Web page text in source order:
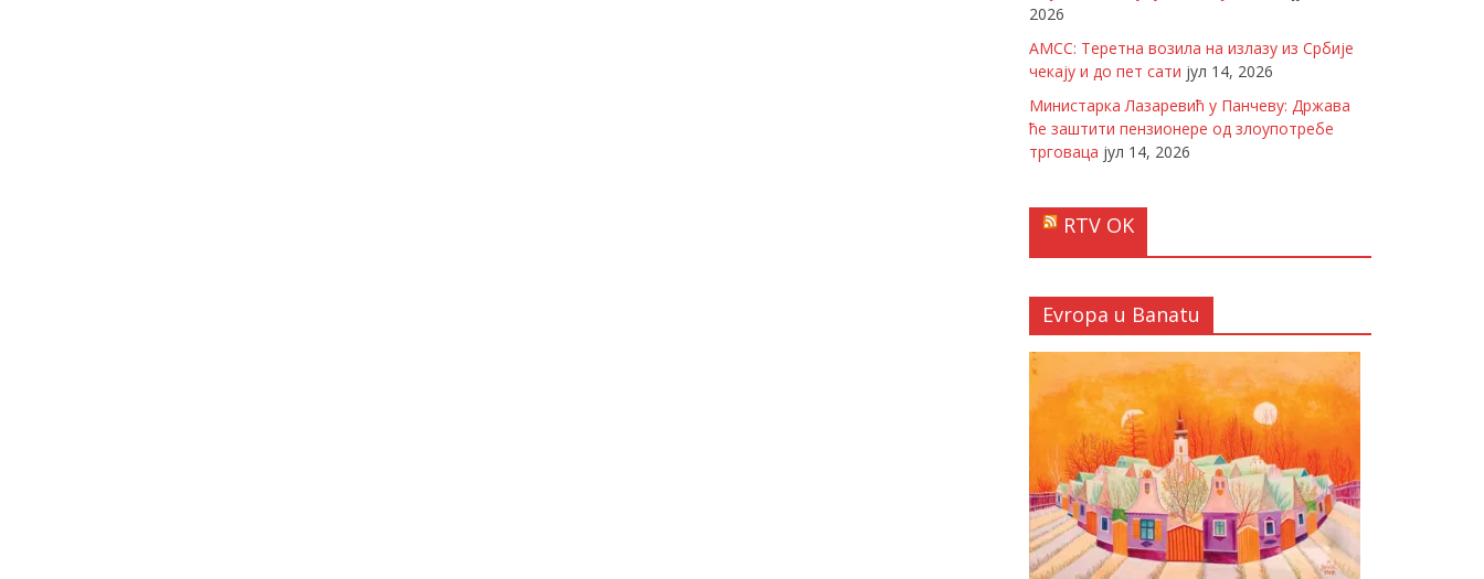
2026
АМСС: Теретна возила на излазу из Србије
чекају и до пет сати јул 14, 2026
Министарка Лазаревић у Панчеву: Држава
ће заштити пензионере од злоупотребе
трговаца јул 14, 2026
RTV OK
Evropa u Banatu